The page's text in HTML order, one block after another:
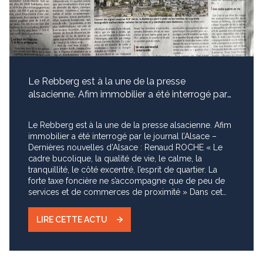
c’est un cadre bucolique, une grande qualité de vie,
un calme et la tranquillité, c’est en ces termes que
nous avons répondu aux questions du Journal
l’Alsace-Dna. Le Rebberg un merveilleux quartier,
même si les habitants du Haut Rebberg ont un bon
baromètre de la santé de nos concitoyens par le
mieux car Solidarité oblige.
Le Rebberg est à la une de la presse
alsacienne. Afim immobilier a été interrogé par
Le Rebberg est à la une de la presse alsacienne. Afim
immobilier a été interrogé par le journal l’Alsace –
Dernières nouvelles d’Alsace : Renaud ROCHE « Le
cadre bucolique, la qualité de vie, le calme, la
tranquillité, le côté excentré, l’esprit de quartier. La
forte taxe foncière ne s’accompagne que de peu de
services et de commerces de proximité » Dans cet
(Berverly Hills déjà évoqué dans nos interventions) En
dehors de l’aspect économique, on y remarque
LIRE CETTE ACTU